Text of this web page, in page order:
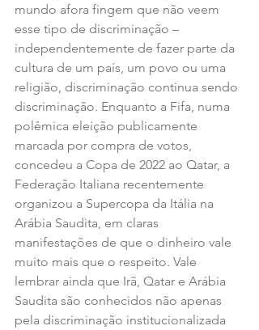
mundo afora fingem que não veem
esse tipo de discriminação –
independentemente de fazer parte da
cultura de um país, um povo ou uma
religião, discriminação continua sendo
discriminação. Enquanto a Fifa, numa
polêmica eleição publicamente
marcada por compra de votos,
concedeu a Copa de 2022 ao Qatar, a
Federação Italiana recentemente
organizou a Supercopa da Itália na
Arábia Saudita, em claras
manifestações de que o dinheiro vale
muito mais que o respeito. Vale
lembrar ainda que Irã, Qatar e Arábia
Saudita são conhecidos não apenas
pela discriminação institucionalizada